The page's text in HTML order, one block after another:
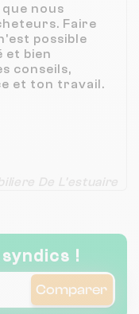
nous
Faire
possible
et bien
conseils,
et ton travail.
De L'estuaire
!
Comparer